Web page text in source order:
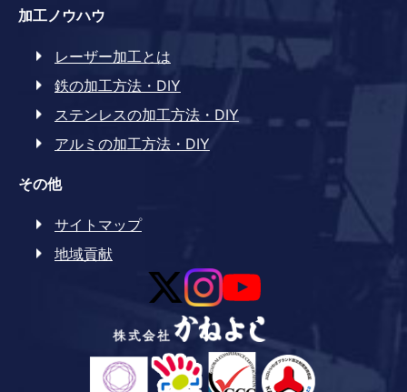
加工ノウハウ
レーザー加工とは
鉄の加工方法・DIY
ステンレスの加工方法・DIY
アルミの加工方法・DIY
その他
サイトマップ
地域貢献